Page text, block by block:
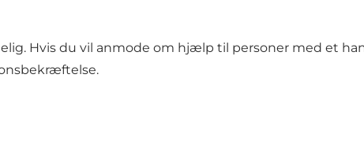
Hvis du vil anmode om hjælp til personer med et